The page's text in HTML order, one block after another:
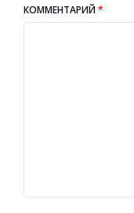
КОММЕНТАРИЙ*